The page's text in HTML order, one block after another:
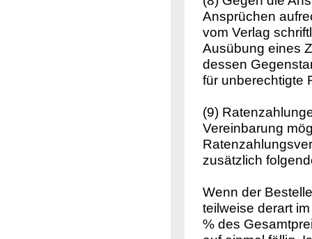
Ansprüchen
vom Verlag
Ausübung eines
dessen
für unberechtigte
(9)
Vereinbarung
zusätzlich
Wenn der
teilweise derart
% des